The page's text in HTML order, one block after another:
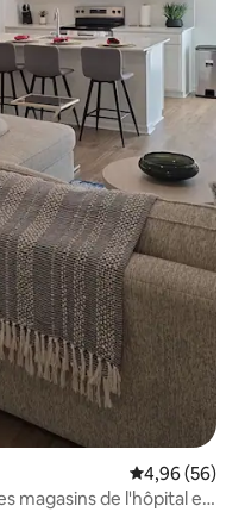
Évaluation
4,96 (56)
magasins de l'hôpital et